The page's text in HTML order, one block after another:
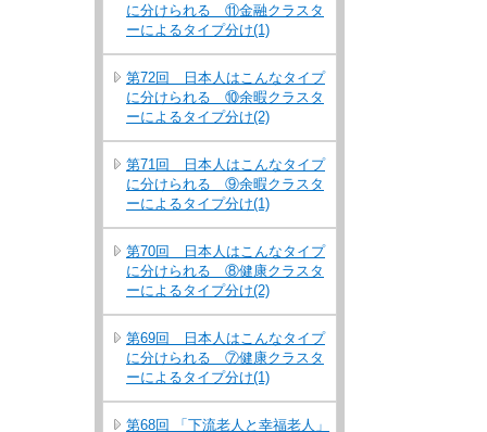
に分けられる ⑪金融クラスタ
ーによるタイプ分け(1)
第72回 日本人はこんなタイプ
に分けられる ⑩余暇クラスタ
ーによるタイプ分け(2)
第71回 日本人はこんなタイプ
に分けられる ⑨余暇クラスタ
ーによるタイプ分け(1)
第70回 日本人はこんなタイプ
に分けられる ⑧健康クラスタ
ーによるタイプ分け(2)
第69回 日本人はこんなタイプ
に分けられる ⑦健康クラスタ
ーによるタイプ分け(1)
第68回 「下流老人と幸福老人」